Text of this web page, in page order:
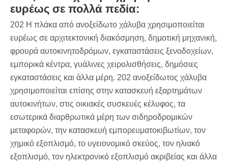
ευρέως σε πολλά πεδία:
‌202 Η πλάκα από ανοξείδωτο χάλυβα χρησιμοποιείται
ευρέως σε αρχιτεκτονική διακόσμηση, δημοτική μηχανική,
φρουρά αυτοκινητοδρόμων, εγκαταστάσεις ξενοδοχείων,
εμπορικά κέντρα, γυάλινες χειρολισθήσεις, δημόσιες
εγκαταστάσεις και άλλα μέρη. 202 ανοξείδωτος χάλυβα
χρησιμοποιείται επίσης στην κατασκευή εξαρτημάτων
αυτοκινήτων, στις οικιακές συσκευές κέλυφος, τα
εσωτερικά διαρθρωτικά μέρη των σιδηροδρομικών
μεταφορών, την κατασκευή εμπορευματοκιβωτίων, τον
χημικό εξοπλισμό, το υγειονομικό σκεύος, τον ηλιακό
εξοπλισμό, τον ηλεκτρονικό εξοπλισμό ακριβείας και άλλα